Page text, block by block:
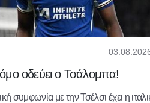
οδεύει ο Τσάλομπα!
συμφωνία με την Τσέλσι έχει η